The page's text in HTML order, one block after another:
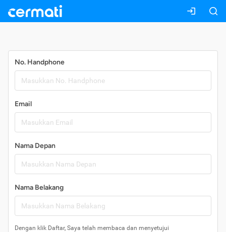
No. Handphone
Email
Nama Depan
Nama Belakang
Dengan klik Daftar, Saya telah membaca dan menyetujui